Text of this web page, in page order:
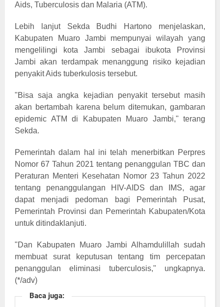
Aids, Tuberculosis dan Malaria (ATM).
Lebih lanjut Sekda Budhi Hartono menjelaskan,
Kabupaten Muaro Jambi mempunyai wilayah yang
mengelilingi kota Jambi sebagai ibukota Provinsi
Jambi akan terdampak menanggung risiko kejadian
penyakit Aids tuberkulosis tersebut.
"Bisa saja angka kejadian penyakit tersebut masih
akan bertambah karena belum ditemukan, gambaran
epidemic ATM di Kabupaten Muaro Jambi," terang
Sekda.
Pemerintah dalam hal ini telah menerbitkan Perpres
Nomor 67 Tahun 2021 tentang penanggulan TBC dan
Peraturan Menteri Kesehatan Nomor 23 Tahun 2022
tentang penanggulangan HIV-AIDS dan IMS, agar
dapat menjadi pedoman bagi Pemerintah Pusat,
Pemerintah Provinsi dan Pemerintah Kabupaten/Kota
untuk ditindaklanjuti.
"Dan Kabupaten Muaro Jambi Alhamdulillah sudah
membuat surat keputusan tentang tim percepatan
penanggulan eliminasi tuberculosis," ungkapnya.
(*/adv)
Baca juga: